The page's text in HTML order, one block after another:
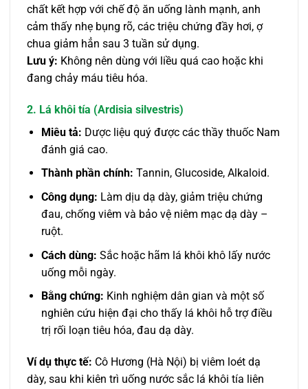
chất kết hợp với chế độ ăn uống lành mạnh, anh
cảm thấy nhẹ bụng rõ, các triệu chứng đầy hơi, ợ
chua giảm hẳn sau 3 tuần sử dụng.
Lưu ý: Không nên dùng với liều quá cao hoặc khi
đang chảy máu tiêu hóa.
2. Lá khôi tía (Ardisia silvestris)
Miêu tả: Dược liệu quý được các thầy thuốc Nam
đánh giá cao.
Thành phần chính: Tannin, Glucoside, Alkaloid.
Công dụng: Làm dịu dạ dày, giảm triệu chứng
đau, chống viêm và bảo vệ niêm mạc dạ dày –
ruột.
Cách dùng: Sắc hoặc hãm lá khôi khô lấy nước
uống mỗi ngày.
Bằng chứng: Kinh nghiệm dân gian và một số
nghiên cứu hiện đại cho thấy lá khôi hỗ trợ điều
trị rối loạn tiêu hóa, đau dạ dày.
Ví dụ thực tế: Cô Hương (Hà Nội) bị viêm loét dạ
dày, sau khi kiên trì uống nước sắc lá khôi tía liên